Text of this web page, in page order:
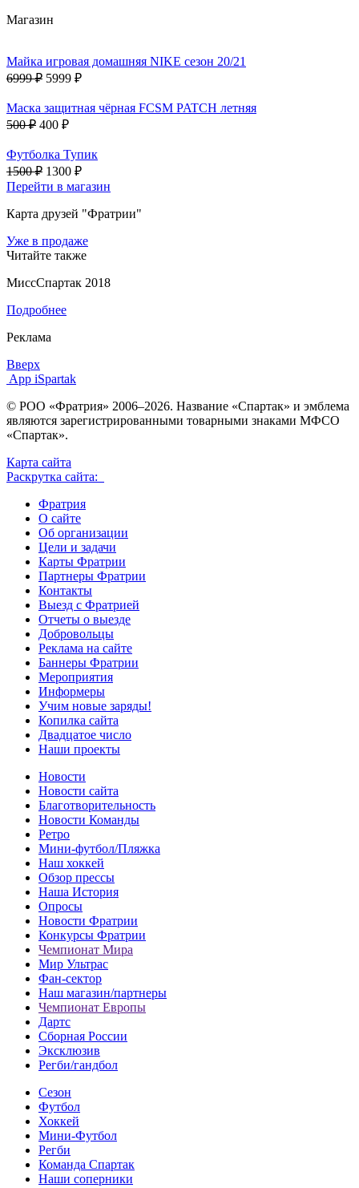
Магазин
Майка игровая домашняя NIKE сезон 20/21
6999 ₽ 5999 ₽
Маска защитная чёрная FCSM PATCH летняя
500 ₽ 400 ₽
Футболка Тупик
1500 ₽ 1300 ₽
Перейти в магазин
Карта друзей "Фратрии"
Уже в продаже
Читайте также
МиссСпартак 2018
Подробнее
Реклама
Вверх
App iSpartak
© РОО «Фратрия» 2006–2026. Название «Спартак» и эмблема
являются зарегистрированными товарными знаками МФСО
«Спартак».
Карта сайта
Раскрутка сайта:
Фратрия
О сайте
Об организации
Цели и задачи
Карты Фратрии
Партнеры Фратрии
Контакты
Выезд с Фратрией
Отчеты о выезде
Добровольцы
Реклама на сайте
Баннеры Фратрии
Мероприятия
Информеры
Учим новые заряды!
Копилка сайта
Двадцатое число
Наши проекты
Новости
Новости сайта
Благотворительность
Новости Команды
Ретро
Мини-футбол/Пляжка
Наш хоккей
Обзор прессы
Наша История
Опросы
Новости Фратрии
Конкурсы Фратрии
Чемпионат Мира
Мир Ультрас
Фан-cектор
Наш магазин/партнеры
Чемпионат Европы
Дартс
Сборная России
Эксклюзив
Регби/гандбол
Сезон
Футбол
Хоккей
Мини-Футбол
Регби
Команда Спартак
Наши соперники